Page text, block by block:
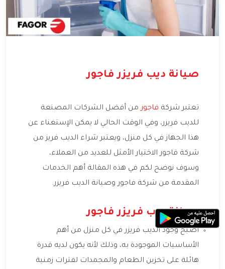
صيانة ديب فريزر فاجور
تعتبر شركة فاجورمن أفضل الشركات المصنعة
للديب فريزر، وفي الوقت الحالي لا يمكن الإستغناء عن
هذا الجهاز في كل منزل، ويعتبر شراء الديب فريز من
شركة فاجور الاختيار الأمثل للعديد من العملاء،
وسوف نوضح لكم في هذه المقالة أهم الخدمات
المقدمة من شركة فاجور وصيانة الديب فريزر.
صيانة ديب فريزر فاجور
أصبح وجود الديب فريزر في كل منزل من أهم
الأساسيات الموجودة به، وذلك لأنه يكون لديه قدرة
هائلة على تخزين الطعام والمجمدات لفترات زمنية